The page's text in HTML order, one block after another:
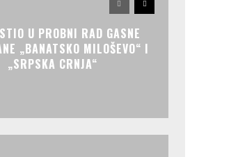
U PROBNI RAD GASNE
„BANATSKO MILOŠEVO“ I
„SRPSKA CRNJA“